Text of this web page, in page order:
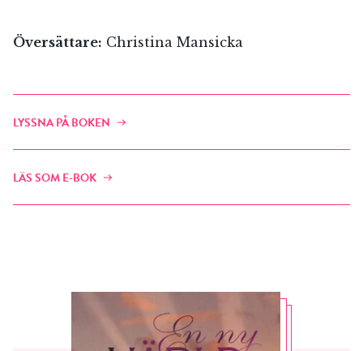
Översättare: Christina Mansicka
LYSSNA PÅ BOKEN
LÄS SOM E-BOK